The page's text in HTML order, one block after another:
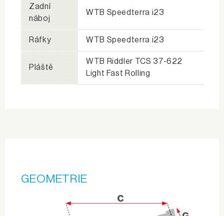
Zadní
náboj
WTB Speedterra i23
Ráfky WTB Speedterra i23
Pláště
WTB Riddler TCS 37-622
Light Fast Rolling
GEOMETRIE